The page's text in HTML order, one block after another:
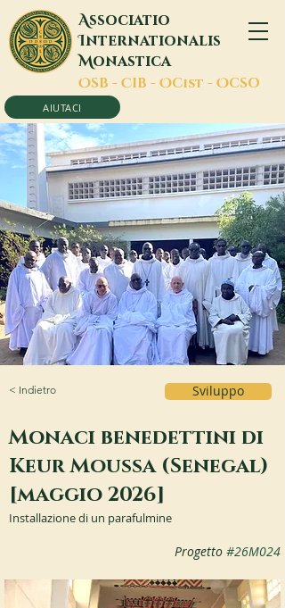
Associatio
Internationalis
Monastica
OSB - CIB - OCist - OCSO
AIUTACI
< Indietro Sviluppo
Monaci benedettini di
Keur Moussa (Senegal)
[maggio 2026]
Installazione di un parafulmine
Progetto #26M024